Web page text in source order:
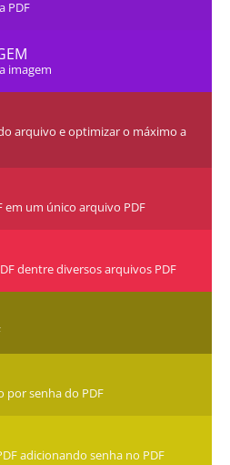
PDF
imagem
arquivo e optimizar o máximo a
em um único arquivo PDF
dentre diversos arquivos PDF
por senha do PDF
adicionando senha no PDF